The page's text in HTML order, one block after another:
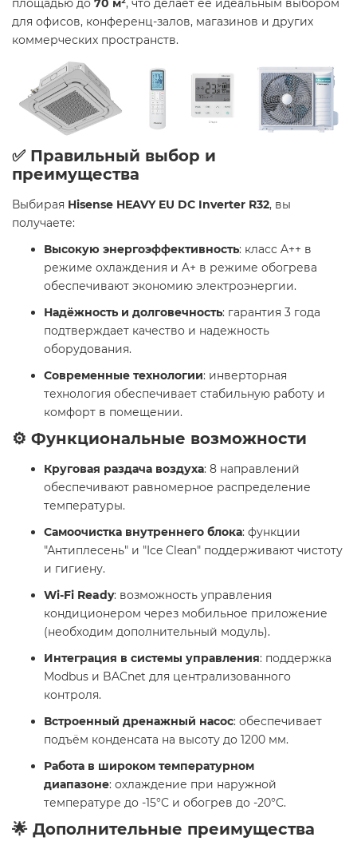
площадью до 70 м², что делает её идеальным выбором
для офисов, конференц-залов, магазинов и других
коммерческих пространств.
✅ Правильный выбор и
преимущества
Выбирая Hisense HEAVY EU DC Inverter R32, вы
получаете:
Высокую энергоэффективность: класс A++ в
режиме охлаждения и A+ в режиме обогрева
обеспечивают экономию электроэнергии.
Надёжность и долговечность: гарантия 3 года
подтверждает качество и надежность
оборудования.
Современные технологии: инверторная
технология обеспечивает стабильную работу и
комфорт в помещении.
⚙️ Функциональные возможности
Круговая раздача воздуха: 8 направлений
обеспечивают равномерное распределение
температуры.
Самоочистка внутреннего блока: функции
"Антиплесень" и "Ice Clean" поддерживают чистоту
и гигиену.
Wi-Fi Ready: возможность управления
кондиционером через мобильное приложение
(необходим дополнительный модуль).
Интеграция в системы управления: поддержка
Modbus и BACnet для централизованного
контроля.
Встроенный дренажный насос: обеспечивает
подъём конденсата на высоту до 1200 мм.
Работа в широком температурном
диапазоне: охлаждение при наружной
температуре до -15°C и обогрев до -20°C.
🌟 Дополнительные преимущества